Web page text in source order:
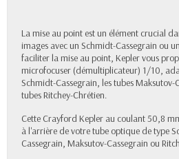
La mise au point est un élément crucial
images avec un Schmidt-Cassegrain ou un
faciliter la mise au point, Kepler vous
microfocuser (démultiplicateur) 1/10,
Schmidt-Cassegrain, les tubes Maksutov-
tubes Ritchey-Chrétien.
Cette Crayford Kepler au coulant 50,8
à l'arrière de votre tube optique de type
Cassegrain, Maksutov-Cassegrain ou